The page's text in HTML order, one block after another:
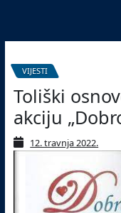
VIJESTI
Toliški
akciju
12. travnja 2022.